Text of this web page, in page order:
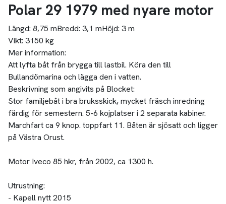
Polar 29 1979 med nyare motor
Längd: 8,75 mBredd: 3,1 mHöjd: 3 m
Vikt: 3150 kg
Mer information:
Att lyfta båt från brygga till lastbil. Köra den till
Bullandömarina och lägga den i vatten.
Beskrivning som angivits på Blocket:
Stor familjebåt i bra bruksskick, mycket fräsch inredning
färdig för semestern. 5-6 kojplatser i 2 separata kabiner.
Marchfart ca 9 knop. toppfart 11. Båten är sjösatt och ligger
på Västra Orust.
Motor Iveco 85 hkr, från 2002, ca 1300 h.
Utrustning:
- Kapell nytt 2015